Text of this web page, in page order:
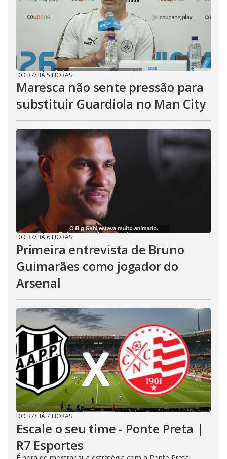
DO R7/HÁ 5 HORAS
Maresca não sente pressão para
substituir Guardiola no Man City
DO R7/HÁ 6 HORAS
Primeira entrevista de Bruno
Guimarães como jogador do
Arsenal
DO R7/HÁ 7 HORAS
Escale o seu time - Ponte Preta |
R7 Esportes